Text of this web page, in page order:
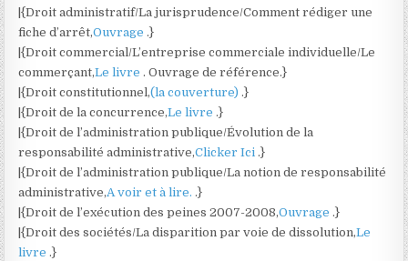
|{Droit administratif/La jurisprudence/Comment rédiger une
fiche d’arrêt,Ouvrage.}
|{Droit commercial/L’entreprise commerciale individuelle/Le
commerçant,Le livre. Ouvrage de référence.}
|{Droit constitutionnel,(la couverture).}
|{Droit de la concurrence,Le livre.}
|{Droit de l’administration publique/Évolution de la
responsabilité administrative,Clicker Ici.}
|{Droit de l’administration publique/La notion de responsabilité
administrative,A voir et à lire..}
|{Droit de l’exécution des peines 2007-2008,Ouvrage.}
|{Droit des sociétés/La disparition par voie de dissolution,Le
livre.}